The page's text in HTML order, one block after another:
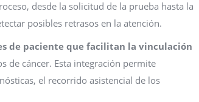
desde la solicitud de la prueba hasta la
posibles retrasos en la atención.
de paciente que facilitan la vinculación
de cáncer. Esta integración permite
el recorrido asistencial de los